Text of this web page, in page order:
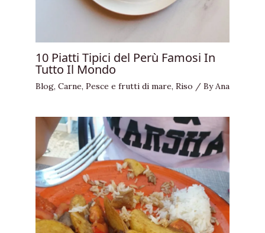
10 Piatti Tipici del Perù Famosi In
Tutto Il Mondo
Blog, Carne, Pesce e frutti di mare, Riso / By Ana